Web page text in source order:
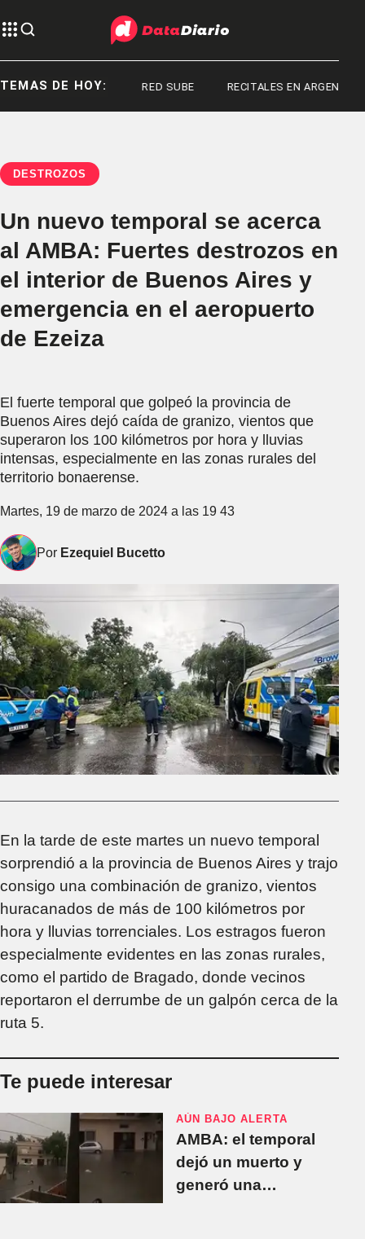
TEMAS DE HOY:
FRASER RED SUBE RECITALES EN ARGENTINA
DESTROZOS
Un nuevo temporal se acerca
al AMBA: Fuertes destrozos en
el interior de Buenos Aires y
emergencia en el aeropuerto
de Ezeiza
El fuerte temporal que golpeó la provincia de
Buenos Aires dejó caída de granizo, vientos que
superaron los 100 kilómetros por hora y lluvias
intensas, especialmente en las zonas rurales del
territorio bonaerense.
Martes, 19 de marzo de 2024 a las 19 43
Por Ezequiel Bucetto
En la tarde de este martes un nuevo temporal
sorprendió a la provincia de Buenos Aires y trajo
consigo una combinación de granizo, vientos
huracanados de más de 100 kilómetros por
hora y lluvias torrenciales. Los estragos fueron
especialmente evidentes en las zonas rurales,
como el partido de Bragado, donde vecinos
reportaron el derrumbe de un galpón cerca de la
ruta 5.
Te puede interesar
AÚN BAJO ALERTA
AMBA: el temporal
dejó un muerto y
generó una